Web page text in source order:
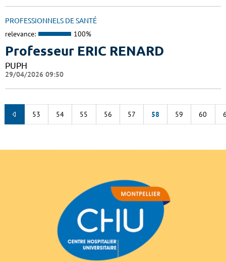
PROFESSIONNELS DE SANTÉ
relevance: 100%
Professeur ERIC RENARD
PUPH
29/04/2026 09:50
53 54 55 56 57 58 59 60